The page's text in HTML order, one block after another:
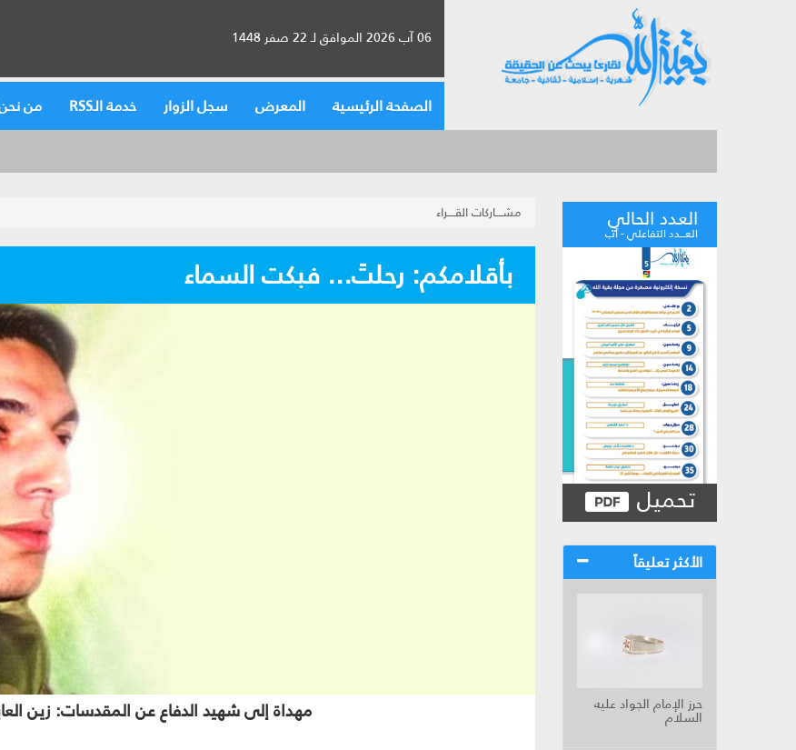
06 آب 2026 الموافق لـ 22 صفر 1448
الصفحة الرئيسية المعرض سجل الزوار خدمة الـRSS من
العدد الحالي
العـــدد التفاعلي - آب
تحميل
الأكثر تعليقاً
حرز الإمام الجواد عليه
السلام
مشــــاركات القــــراء
بأقلامكم: رحلتَ... فبكت السماء
مهداة إلى شهيد الدفاع عن المقدسات: زين